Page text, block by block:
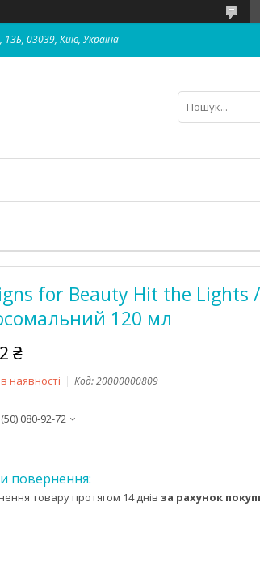
13Б, 03039, Київ, Україна
for Beauty Hit the Lights /
120 мл
₴
наявності Код:20000000809
080-92-72
товару протягом 14 днів за рахунок